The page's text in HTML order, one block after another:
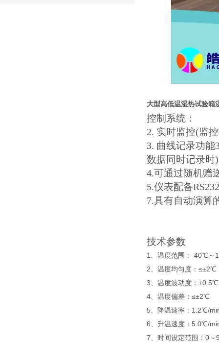
大型高低温湿热试验箱
控制系统：
2. 实时监控(监
3. 曲线记录功能
数据同时记录时
4.可通过随机赠
5.仪表配备
7.具有自动演算
技术参数
1、温度范围：-40℃～
2、温度均匀度：≤±2℃
3、温度波动度：
4、温度偏差：≤±2℃
5、降温速率：1.2℃/
6、升温速度：5.0℃/
7、时间设定范围：0～